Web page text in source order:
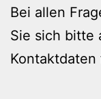
Bei allen
Sie sich bitte